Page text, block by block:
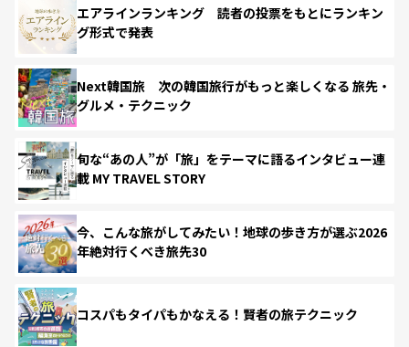
エアラインランキング 読者の投票をもとにランキン
グ形式で発表
Next韓国旅 次の韓国旅行がもっと楽しくなる 旅先・
グルメ・テクニック
旬な“あの人”が「旅」をテーマに語るインタビュー連
載 MY TRAVEL STORY
今、こんな旅がしてみたい！地球の歩き方が選ぶ2026
年絶対行くべき旅先30
コスパもタイパもかなえる！賢者の旅テクニック